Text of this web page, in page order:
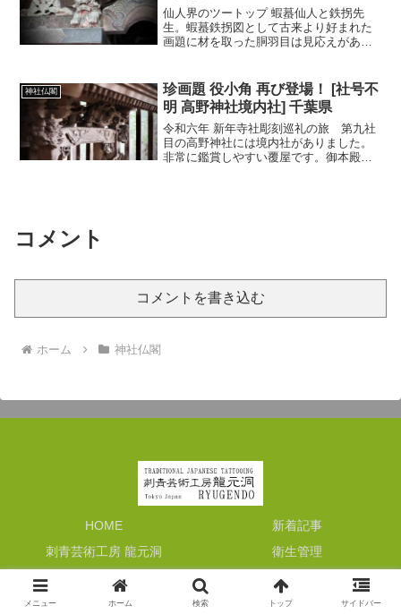
仙人界のツートップ 蝦蟇仙人と鉄拐先
生。蝦蟇鉄拐図として古来より好まれた
画題に材を取った胴羽目は見応えがあり
神社仏閣
珍画題 役小角 再び登場！ [社号不
明 高野神社境内社] 千葉県
令和六年 新年寺社彫刻巡礼の旅 第九社
目の高野神社には境内社がありました。
非常に鑑賞しやすい覆屋です。御本殿向
コメント
コメントを書き込む
ホーム 神社仏閣
HOME
新着記事
刺青芸術工房 龍元洞
衛生管理
手彫り刺青ギャラリー1
お問合せ
© 2015-2026 刺青芸術工房 龍元洞.
メニュー ホーム 検索 トップ サイドバー